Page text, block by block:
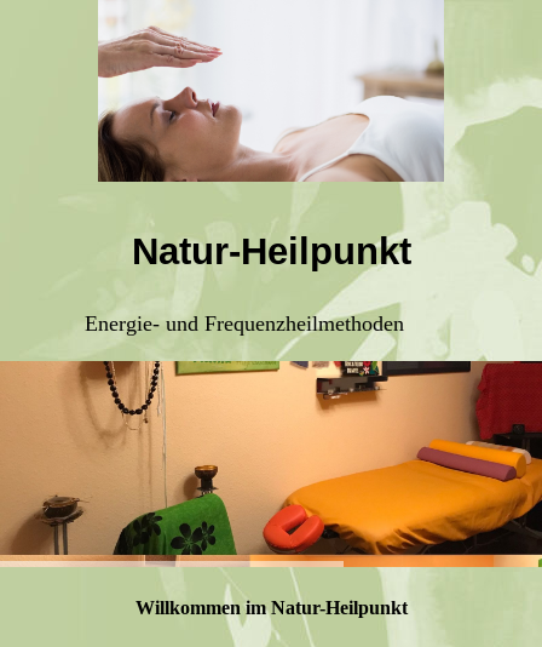
Natur-Heilpunkt
Energie- und Frequenzheilmethoden
Willkommen im Natur-Heilpunkt